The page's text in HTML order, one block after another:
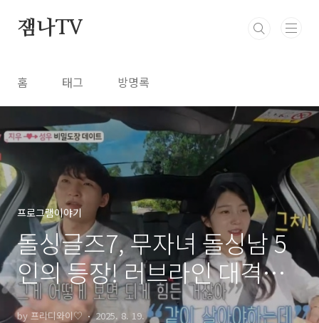
잼나TV
홈 태그 방명록
프로그램이야기
돌싱글즈7, 무자녀 돌싱남 5
인의 등장! 러브라인 대격변
예고
by 프리디와이♡ 2025. 8. 19.